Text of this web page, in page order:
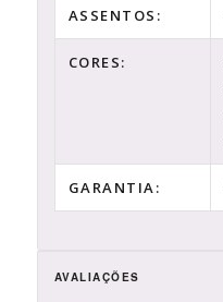
ASSENTOS:
CORES:
GARANTIA:
AVALIAÇÕES